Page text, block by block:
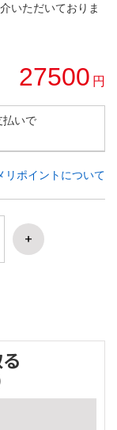
いただいておりま
27500 円
払いで
リポイントについて